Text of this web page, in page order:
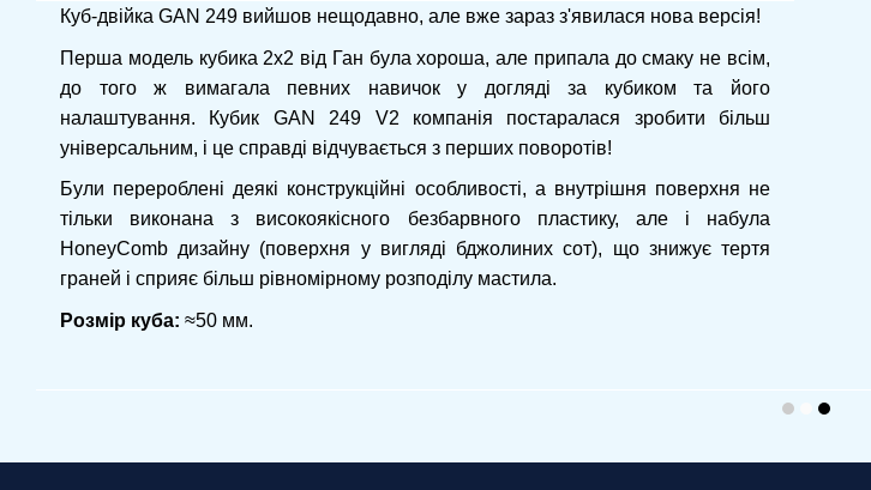
Куб-двійка GAN 249 вийшов нещодавно, але вже зараз з'явилася нова версія!
Перша модель кубика 2х2 від Ган була хороша, але припала до смаку не всім,
до того ж вимагала певних навичок у догляді за кубиком та його
налаштування. Кубик GAN 249 V2 компанія постаралася зробити більш
універсальним, і це справді відчувається з перших поворотів!
Були перероблені деякі конструкційні особливості, а внутрішня поверхня не
тільки виконана з високоякісного безбарвного пластику, але і набула
HoneyComb дизайну (поверхня у вигляді бджолиних сот), що знижує тертя
граней і сприяє більш рівномірному розподілу мастила.
Розмір куба: ≈50 мм.